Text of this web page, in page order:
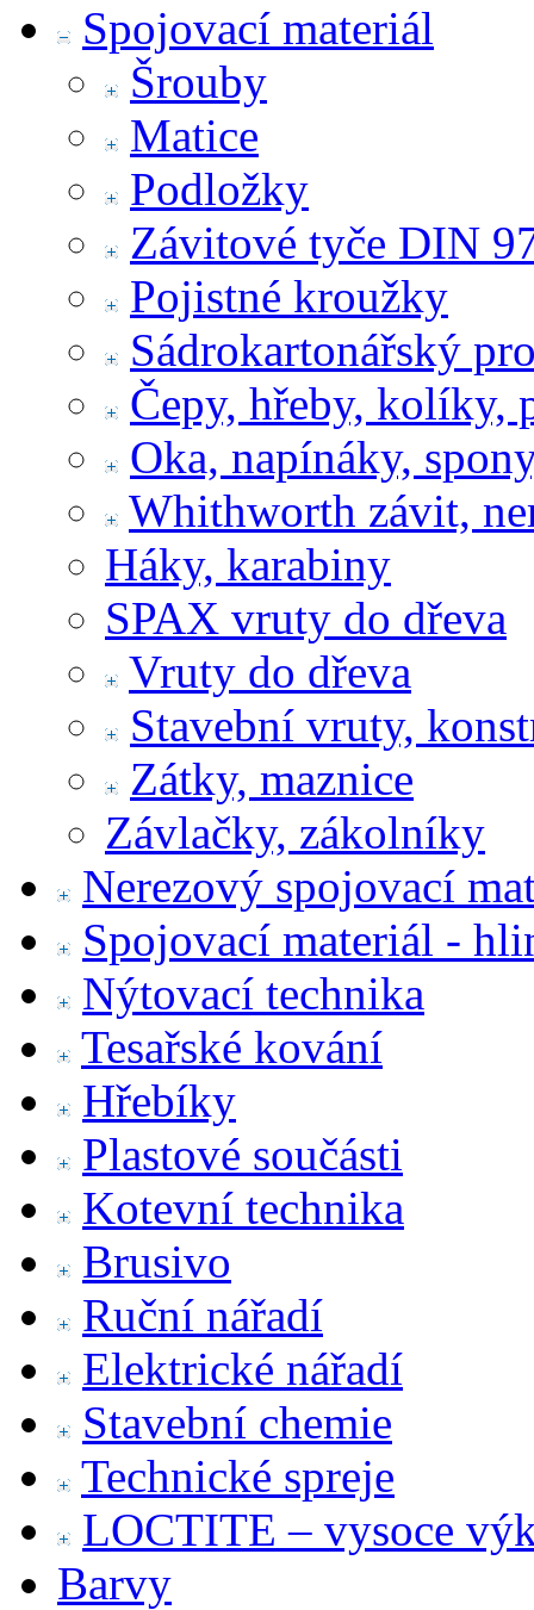
Spojovací materiál
Šrouby
Matice
Podložky
Závitové tyče DIN
Pojistné kroužky
Sádrokartonářský
Čepy, hřeby, kolíky,
Oka, napínáky,
Whithworth závit,
Háky, karabiny
SPAX vruty do dřeva
Vruty do dřeva
Stavební vruty,
Zátky, maznice
Závlačky, zákolníky
Nerezový spojovací
Spojovací materiál -
Nýtovací technika
Tesařské kování
Hřebíky
Plastové součásti
Kotevní technika
Brusivo
Ruční nářadí
Elektrické nářadí
Stavební chemie
Technické spreje
LOCTITE – vysoce
Barvy